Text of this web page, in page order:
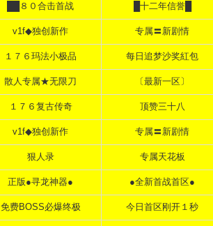
██８０合击首战 █十二年信誉█
v1f◆独创新作 专属〓新剧情
１７６玛法小极品 每日追梦沙奖紅包
散人专属★无限刀 〔最新一区〕
１７６复古传奇 顶赞三十八
v1f◆独创新作 专属〓新剧情
狠人录 专属天花板
正版●寻龙神器● ●全新首战首区●
免费BOSS必爆终极 今日首区刚开１秒